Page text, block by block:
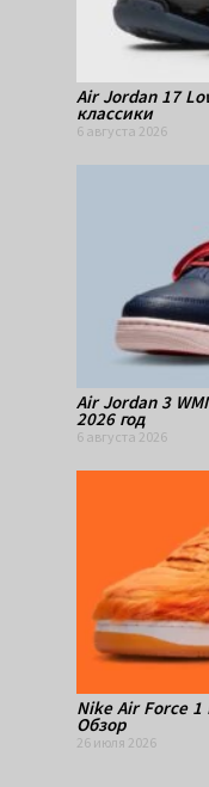
Air Jordan 17
классики
6 августа 2026
Air Jordan 3
2026 год
6 августа 2026
Nike Air Force 1
Обзор
26 июля 2026